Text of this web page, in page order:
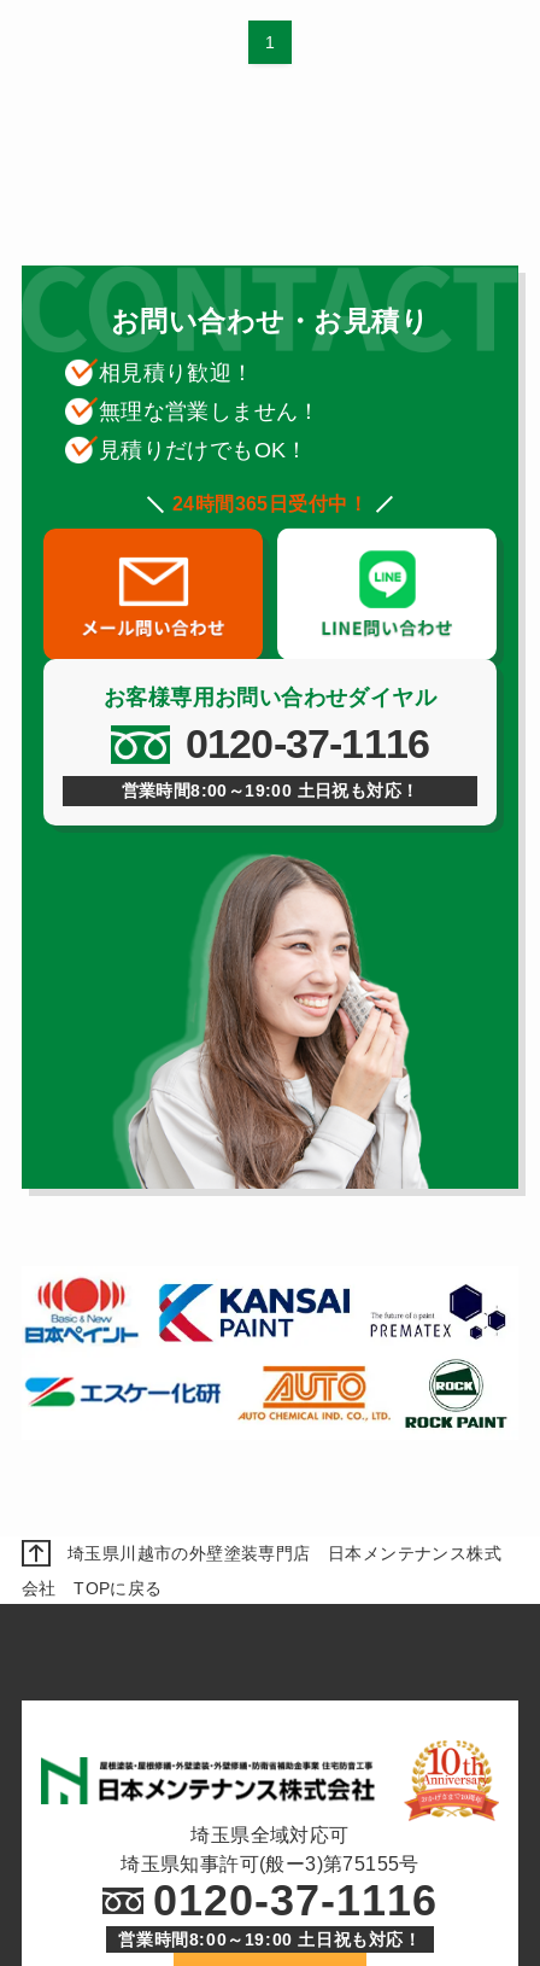
1
お問い合わせ・お見積り
相見積り歓迎！
無理な営業しません！
見積りだけでもOK！
24時間365日受付中！
お客様専用お問い合わせダイヤル
0120-37-1116
営業時間8:00～19:00 土日祝も対応！
埼玉県川越市の外壁塗装専門店 日本メンテナンス株式
会社 TOPに戻る
埼玉県全域対応可
埼玉県知事許可(般ー3)第75155号
0120-37-1116
営業時間8:00～19:00 土日祝も対応！